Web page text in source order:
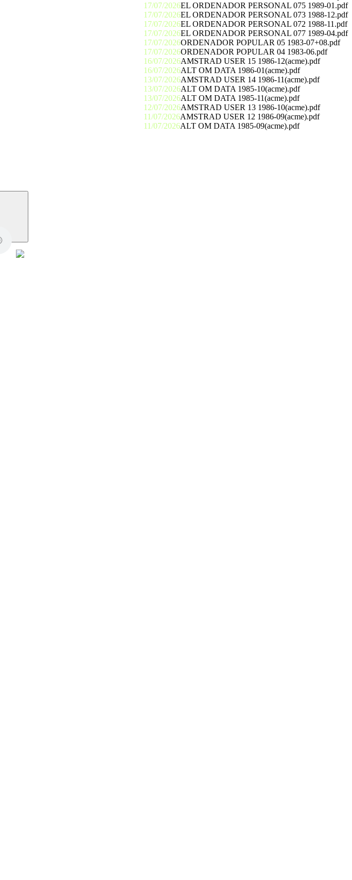
17/07/2026EL ORDENADOR PERSONAL 075 1989-01.pdf
17/07/2026EL ORDENADOR PERSONAL 073 1988-12.pdf
17/07/2026EL ORDENADOR PERSONAL 072 1988-11.pdf
17/07/2026EL ORDENADOR PERSONAL 077 1989-04.pdf
17/07/2026ORDENADOR POPULAR 05 1983-07+08.pdf
17/07/2026ORDENADOR POPULAR 04 1983-06.pdf
16/07/2026AMSTRAD USER 15 1986-12(acme).pdf
16/07/2026ALT OM DATA 1986-01(acme).pdf
13/07/2026AMSTRAD USER 14 1986-11(acme).pdf
13/07/2026ALT OM DATA 1985-10(acme).pdf
13/07/2026ALT OM DATA 1985-11(acme).pdf
12/07/2026AMSTRAD USER 13 1986-10(acme).pdf
11/07/2026AMSTRAD USER 12 1986-09(acme).pdf
11/07/2026ALT OM DATA 1985-09(acme).pdf